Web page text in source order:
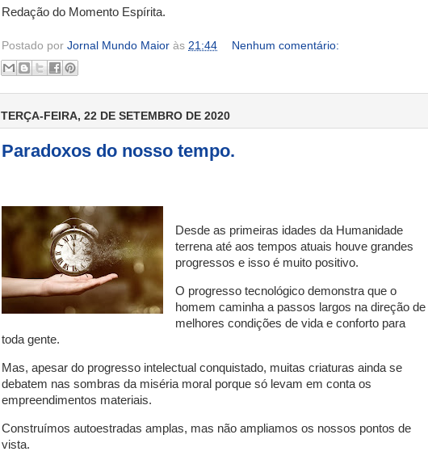
Redação do Momento Espírita.
Postado por Jornal Mundo Maior às 21:44 Nenhum comentário:
TERÇA-FEIRA, 22 DE SETEMBRO DE 2020
Paradoxos do nosso tempo.
Desde as primeiras idades da Humanidade
terrena até aos tempos atuais houve grandes
progressos e isso é muito positivo.
O progresso tecnológico demonstra que o
homem caminha a passos largos na direção de
melhores condições de vida e conforto para
toda gente.
Mas, apesar do progresso intelectual conquistado, muitas criaturas ainda se
debatem nas sombras da miséria moral porque só levam em conta os
empreendimentos materiais.
Construímos autoestradas amplas, mas não ampliamos os nossos pontos de
vista.